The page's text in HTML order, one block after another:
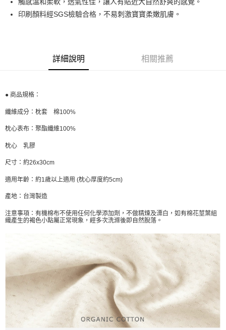
３．安心：先確認商品／服務後，再付款。
３．收到繳費通知簡訊後14天內，點擊此簡訊中的連結，可透過四大超商／
ATM／網路銀行／等多元方式進行付款，方視為交易完成。
後付繳納相關費用。
是否繳費成功／繳費後需取消欲退款等相關疑問，請聯繫「AFTEE先享後付
客戶支援中心」 https://netprotections.freshdesk.com/support/home
【注意事項】
易，需依本服務之必要範圍內提供個人資料，並將交易相關給付款項請求債
２．關於個人資料處理事宜，請瀏覽以下網址：
３．未成年的使用者請事先徵得法定代理人或監護人之同意方可使用
任。
４．使用「AFTEE先享後付」時，將依據個別帳號之用戶狀況，依本公司即
時審查核予不同之上限額度；若仍有額度不足之情形，本公司將視審查結果
５．嚴禁一人註冊多個帳號或使用他人資訊註冊。若發現惡意使用之情形，
恩沛科技股份有限公司將有權停止該用戶之使用額度並採取法律行動。
宅配
每筆NT$150，滿NT$890(含以上)免運費
印刷顏料經SGS檢驗合格，不易刺激寶寶柔嫩肌膚。
詳細說明 相關推薦
● 商品規格：
纖維成分：枕套 棉100%
枕心表布：聚酯纖維100%
枕心 乳膠
尺寸：約26x30cm
適用年齡：約1歲以上適用 (枕心厚度約5cm)
產地：台灣製造
注意事項：有機棉布不使用任何化學添加劑，不做精煉及漂白，如有棉花莖葉組
織產生的褐色小點屬正常現象，經多次洗滌後即自然脫落。